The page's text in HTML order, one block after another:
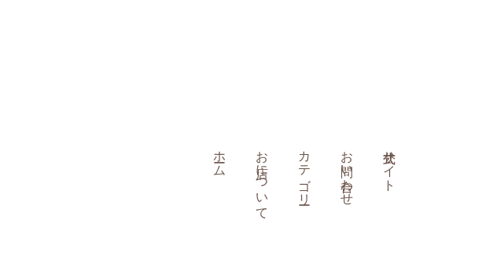
ホーム お店について カテゴリー お問い合わせ 公式サイト